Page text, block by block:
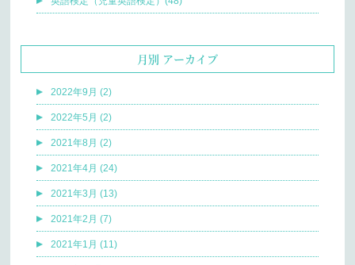
月別 アーカイブ
2022年9月 (2)
2022年5月 (2)
2021年8月 (2)
2021年4月 (24)
2021年3月 (13)
2021年2月 (7)
2021年1月 (11)